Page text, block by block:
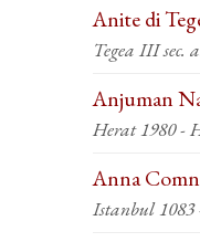
Anite di
Tegea III sec.
Anjuman
Herat 1980 -
Anna
Istanbul